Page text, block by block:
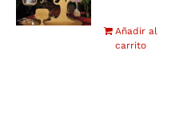
Añadir al
carrito